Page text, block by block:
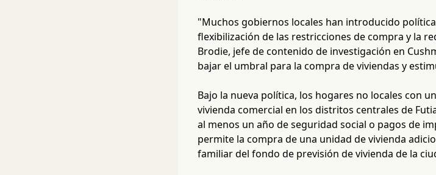
"Muchos gobiernos locales han introducido
flexibilización de las restricciones de compra y la
Brodie, jefe de contenido de investigación en
bajar el umbral para la compra de viviendas y
Bajo la nueva política, los hogares no locales con
vivienda comercial en los distritos centrales de
al menos un año de seguridad social o pagos de
permite la compra de una unidad de vivienda
familiar del fondo de previsión de vivienda de la